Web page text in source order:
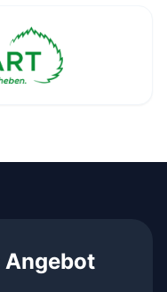
Angebot